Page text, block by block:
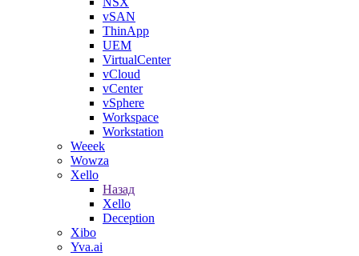
vSAN
ThinApp
UEM
VirtualCenter
vCloud
vCenter
vSphere
Workspace
Workstation
Weeek
Wowza
Xello
Назад
Xello
Deception
Xibo
Yva.ai